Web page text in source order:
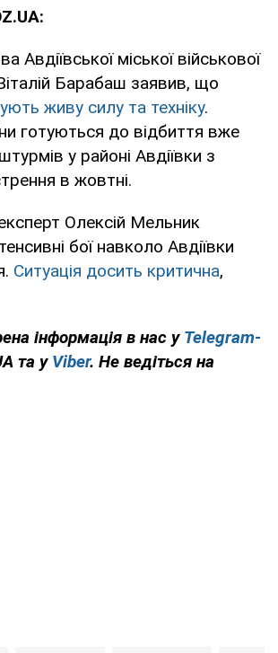
Авдіївської міської військової
Віталій Барабаш заявив, що
живу силу та техніку.
готуються до відбиття вже
у районі Авдіївки з
в жовтні.
Олексій Мельник
бої навколо Авдіївки
Ситуація досить критична,
інформація в нас у Telegram-
та у Viber. Не ведіться на